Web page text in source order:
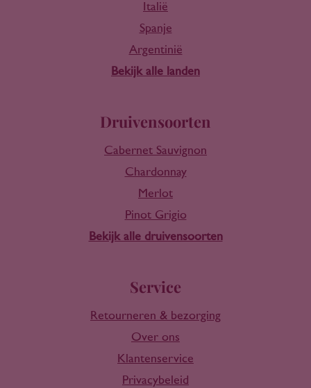
Italië
Spanje
Argentinië
Bekijk alle landen
Druivensoorten
Cabernet Sauvignon
Chardonnay
Merlot
Pinot Grigio
Bekijk alle druivensoorten
Service
Retourneren & bezorging
Over ons
Klantenservice
Privacybeleid